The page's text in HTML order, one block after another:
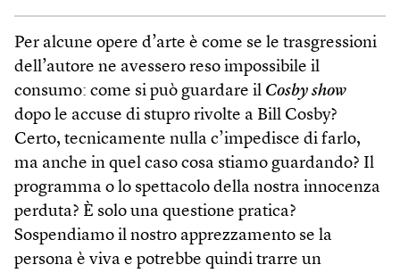
Per alcune opere d’arte è come se le trasgressioni
dell’autore ne avessero reso impossibile il
consumo: come si può guardare il Cosby show
dopo le accuse di stupro rivolte a Bill Cosby?
Certo, tecnicamente nulla c’impedisce di farlo,
ma anche in quel caso cosa stiamo guardando? Il
programma o lo spettacolo della nostra innocenza
perduta? È solo una questione pratica?
Sospendiamo il nostro apprezzamento se la
persona è viva e potrebbe quindi trarre un